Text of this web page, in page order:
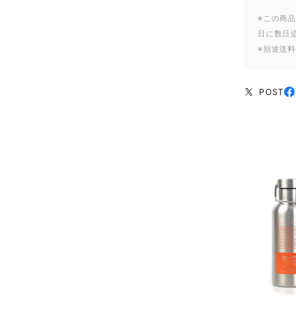
※この商
日に数日
※別途送
POST